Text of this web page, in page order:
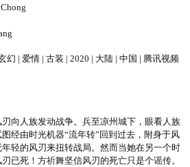
爱情 | 古装 | 2020 | 大陆 | 中国 | 腾讯视频
人族发动战争。兵至凉州城下，眼看人族
经由时光机器“流年转”回到过去，附身于风
轻的风刃来扭转战局。然而当她在另一个时
已死！方祈舞坚信风刃的死亡只是个谣传。